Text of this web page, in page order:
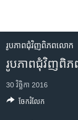
គេហទំព័រ​
រំលង​
និង​
កម្ពុជា
អន្តរជាតិ
អាមេរិក
រូបភាព​ជុំ​វិញ​ពិភពលោក
រូបភាព​ជុំវិញ​ពិ
30 វិច្ឆិកា 2016
ចែករំលែក